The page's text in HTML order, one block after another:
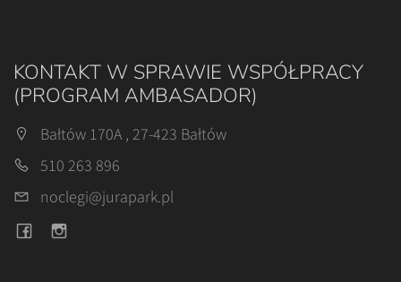
KONTAKT W SPRAWIE WSPÓŁPRACY
(PROGRAM AMBASADOR)
Bałtów 170A , 27-423 Bałtów
510 263 896
noclegi@jurapark.pl